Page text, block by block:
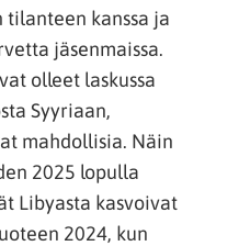
kanssa ja
jäsenmaissa.
olleet laskussa
Syyriaan,
mahdollisia. Näin
2025 lopulla
Libyasta kasvoivat
2024, kun